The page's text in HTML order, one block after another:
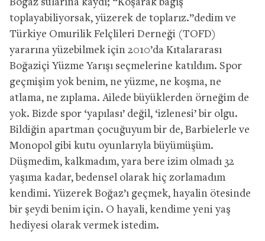
Boğaz sularına kaydı; “Koşarak bağış
toplayabiliyorsak, yüzerek de toplarız.”dedim ve
Türkiye Omurilik Felçlileri Derneği (TOFD)
yararına yüzebilmek için 2010’da Kıtalararası
Boğaziçi Yüzme Yarışı seçmelerine katıldım. Spor
geçmişim yok benim, ne yüzme, ne koşma, ne
atlama, ne zıplama. Ailede büyüklerden örneğim de
yok. Bizde spor ‘yapılası’ değil, ‘izlenesi’ bir olgu.
Bildiğin apartman çocuğuyum bir de, Barbielerle ve
Monopol gibi kutu oyunlarıyla büyümüşüm.
Düşmedim, kalkmadım, yara bere izim olmadı 32
yaşıma kadar, bedensel olarak hiç zorlamadım
kendimi. Yüzerek Boğaz’ı geçmek, hayalin ötesinde
bir şeydi benim için. O hayali, kendime yeni yaş
hediyesi olarak vermek istedim.